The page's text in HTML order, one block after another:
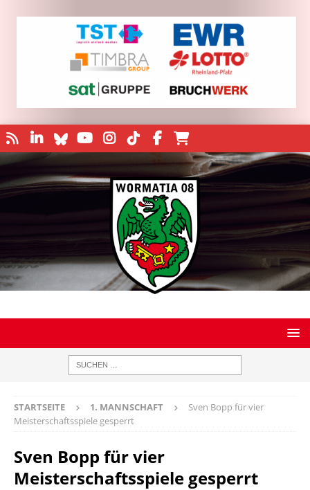
STARTSEITE 1. MANNSCHAFT
Sven Bopp für vier
Meisterschaftsspiele gesperrt
Sven Bopp für vier
Meisterschaftsspiele gesperrt